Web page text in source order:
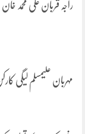
راجہ قربان علی محمد
مہربان علیمسلم لیگی